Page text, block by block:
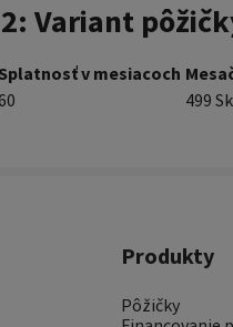
Variant
Splatnosť v mesiacoch
499 Sk
Produkty
Pôžičky